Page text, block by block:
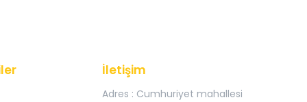
İletişim
Adres : Cumhuriyet mahallesi